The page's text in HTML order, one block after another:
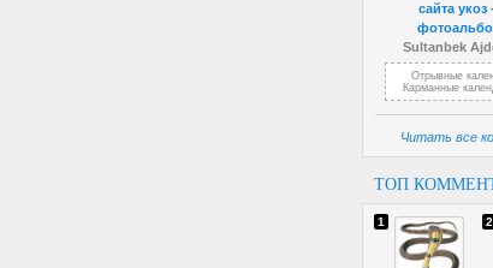
сайта
Sultanbek
Отрывные
Карманные
Читать все
ТОП
1 2